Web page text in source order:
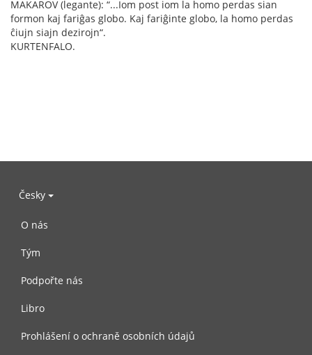
MAKAROV (legante): “...Iom post iom la homo perdas sian
formon kaj fariĝas globo. Kaj fariĝinte globo, la homo perdas
ĉiujn siajn dezirojn“.
KURTENFALO.
Česky
O nás
Tým
Podpořte nás
Libro
Prohlášení o ochraně osobních údajů